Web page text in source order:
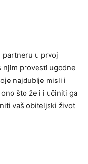
partneru u prvoj
njim provesti ugodne
najdublje misli i
što želi i učiniti ga
vaš obiteljski život